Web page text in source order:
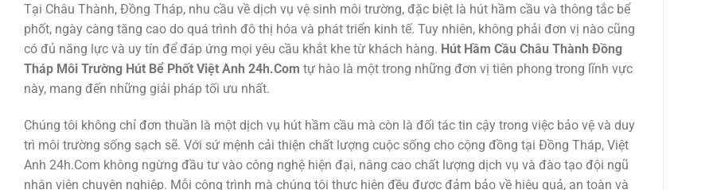
Tại Châu Thành, Đồng Tháp, nhu cầu về dịch vụ vệ sinh môi trường, đặc biệt là hút hầm cầu và thông tắc bể
phốt, ngày càng tăng cao do quá trình đô thị hóa và phát triển kinh tế. Tuy nhiên, không phải đơn vị nào cũng
có đủ năng lực và uy tín để đáp ứng mọi yêu cầu khắt khe từ khách hàng. Hút Hầm Cầu Châu Thành Đồng
Tháp Môi Trường Hút Bể Phốt Việt Anh 24h.Com tự hào là một trong những đơn vị tiên phong trong lĩnh vực
này, mang đến những giải pháp tối ưu nhất.
Chúng tôi không chỉ đơn thuần là một dịch vụ hút hầm cầu mà còn là đối tác tin cậy trong việc bảo vệ và duy
trì môi trường sống sạch sẽ. Với sứ mệnh cải thiện chất lượng cuộc sống cho cộng đồng tại Đồng Tháp, Việt
Anh 24h.Com không ngừng đầu tư vào công nghệ hiện đại, nâng cao chất lượng dịch vụ và đào tạo đội ngũ
nhân viên chuyên nghiệp. Mỗi công trình mà chúng tôi thực hiện đều được đảm bảo về hiệu quả, an toàn và